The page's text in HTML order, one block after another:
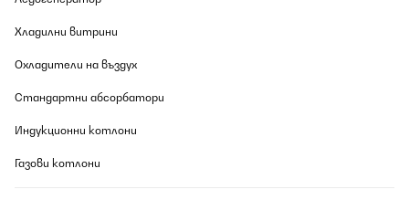
Хладилни витрини
Охладители на въздух
Стандартни абсорбатори
Индукционни котлони
Газови котлони